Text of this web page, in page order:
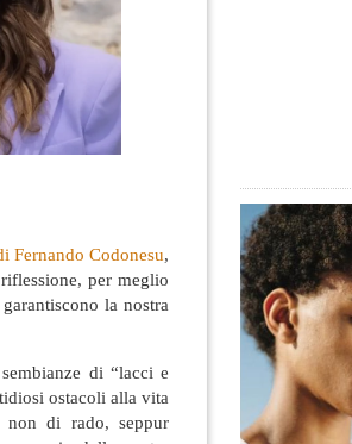
Fernando Codonesu,
per meglio
la nostra
di “lacci e
ostacoli alla vita
non di rado, seppur